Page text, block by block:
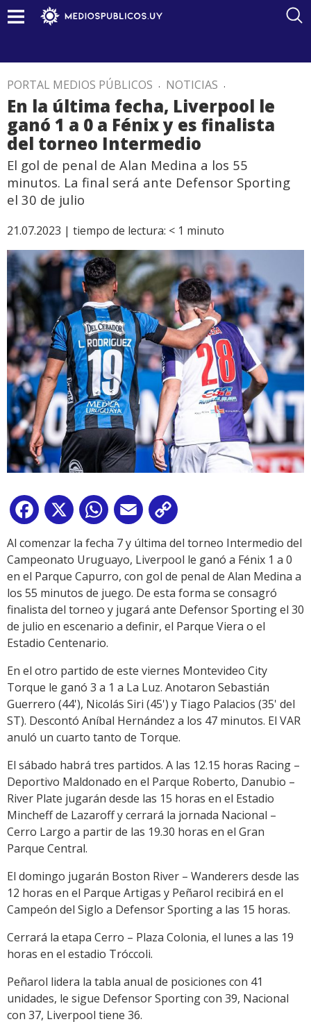
PORTAL MEDIOS PÚBLICOS . NOTICIAS .
En la última fecha, Liverpool le
ganó 1 a 0 a Fénix y es finalista
del torneo Intermedio
El gol de penal de Alan Medina a los 55
minutos. La final será ante Defensor Sporting
el 30 de julio
21.07.2023 | tiempo de lectura: < 1 minuto
Facebook
X WhatsApp
Email
Link
Al comenzar la fecha 7 y última del torneo Intermedio del
Campeonato Uruguayo, Liverpool le ganó a Fénix 1 a 0
en el Parque Capurro, con gol de penal de Alan Medina a
los 55 minutos de juego. De esta forma se consagró
finalista del torneo y jugará ante Defensor Sporting el 30
de julio en escenario a definir, el Parque Viera o el
Estadio Centenario.
En el otro partido de este viernes Montevideo City
Torque le ganó 3 a 1 a La Luz. Anotaron Sebastián
Guerrero (44'), Nicolás Siri (45') y Tiago Palacios (35' del
ST). Descontó Aníbal Hernández a los 47 minutos. El VAR
anuló un cuarto tanto de Torque.
El sábado habrá tres partidos. A las 12.15 horas Racing –
Deportivo Maldonado en el Parque Roberto, Danubio –
River Plate jugarán desde las 15 horas en el Estadio
Mincheff de Lazaroff y cerrará la jornada Nacional –
Cerro Largo a partir de las 19.30 horas en el Gran
Parque Central.
El domingo jugarán Boston River – Wanderers desde las
12 horas en el Parque Artigas y Peñarol recibirá en el
Campeón del Siglo a Defensor Sporting a las 15 horas.
Cerrará la etapa Cerro – Plaza Colonia, el lunes a las 19
horas en el estadio Tróccoli.
Peñarol lidera la tabla anual de posiciones con 41
unidades, le sigue Defensor Sporting con 39, Nacional
con 37, Liverpool tiene 36.